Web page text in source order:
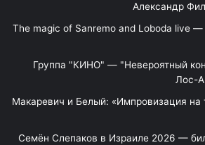
Александр
"The magic of Sanremo and Loboda live
Группа "КИНО" — "Невероятный
Лос-
Макаревич и Белый: «Импровизация
Семён Слепаков в Израиле 2026 —